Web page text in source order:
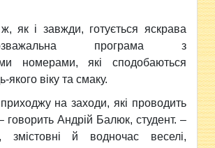
як і завжди, готується яскрава
розважальна програма з
номерами, які сподобаються
якого віку та смаку.
на заходи, які проводить
говорить Андрій Балюк, студент. –
змістовні й водночас веселі,